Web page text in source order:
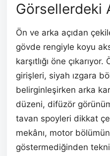
Görsellerdeki
Ön ve arka açıdan
gövde rengiyle koyu
karşıtlığı öne
girişleri, siyah ızgara
belirginleşirken arka
düzeni, difüzör
tavan spoyleri dikkat
mekânı, motor
göstermediğinden